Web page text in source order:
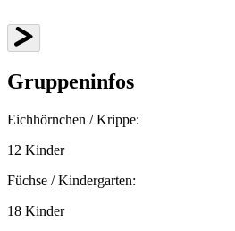
Gruppeninfos
Eichhörnchen / Krippe:
12 Kinder
Füchse / Kindergarten:
18 Kinder